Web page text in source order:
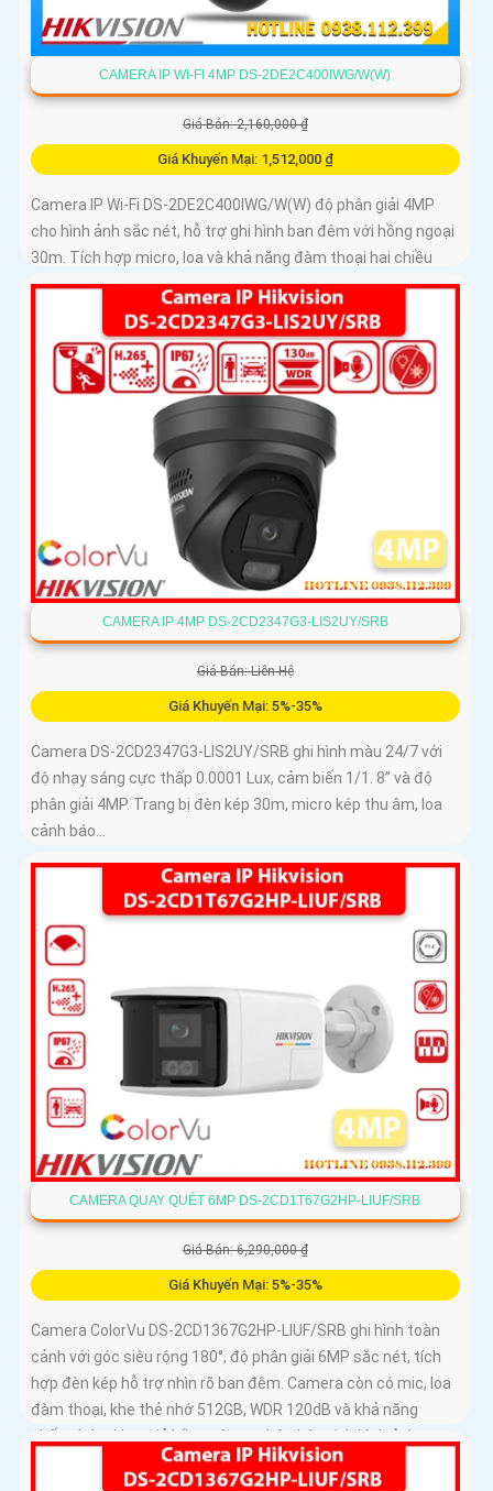
CAMERA IP WI-FI 4MP DS-2DE2C400IWG/W(W)
Giá Bán: 2,160,000 ₫
Giá Khuyến Mại: 1,512,000 ₫
Camera IP Wi-Fi DS-2DE2C400IWG/W(W) độ phân giải 4MP
cho hình ảnh sắc nét, hỗ trợ ghi hình ban đêm với hồng ngoại
30m. Tích hợp micro, loa và khả năng đàm thoại hai chiều
CAMERA IP 4MP DS-2CD2347G3-LIS2UY/SRB
Giá Bán: Liên Hệ
Giá Khuyến Mại: 5%-35%
Camera DS-2CD2347G3-LIS2UY/SRB ghi hình màu 24/7 với
độ nhạy sáng cực thấp 0.0001 Lux, cảm biến 1/1. 8” và độ
phân giải 4MP. Trang bị đèn kép 30m, micro kép thu âm, loa
cảnh báo...
CAMERA QUAY QUÉT 6MP DS-2CD1T67G2HP-LIUF/SRB
Giá Bán: 6,290,000 ₫
Giá Khuyến Mại: 5%-35%
Camera ColorVu DS-2CD1367G2HP-LIUF/SRB ghi hình toàn
cảnh với góc siêu rộng 180°, độ phân giải 6MP sắc nét, tích
hợp đèn kép hỗ trợ nhìn rõ ban đêm. Camera còn có mic, loa
đàm thoại, khe thẻ nhớ 512GB, WDR 120dB và khả năng
chống báo động giả bằng công nghệ phân tích hình ảnh